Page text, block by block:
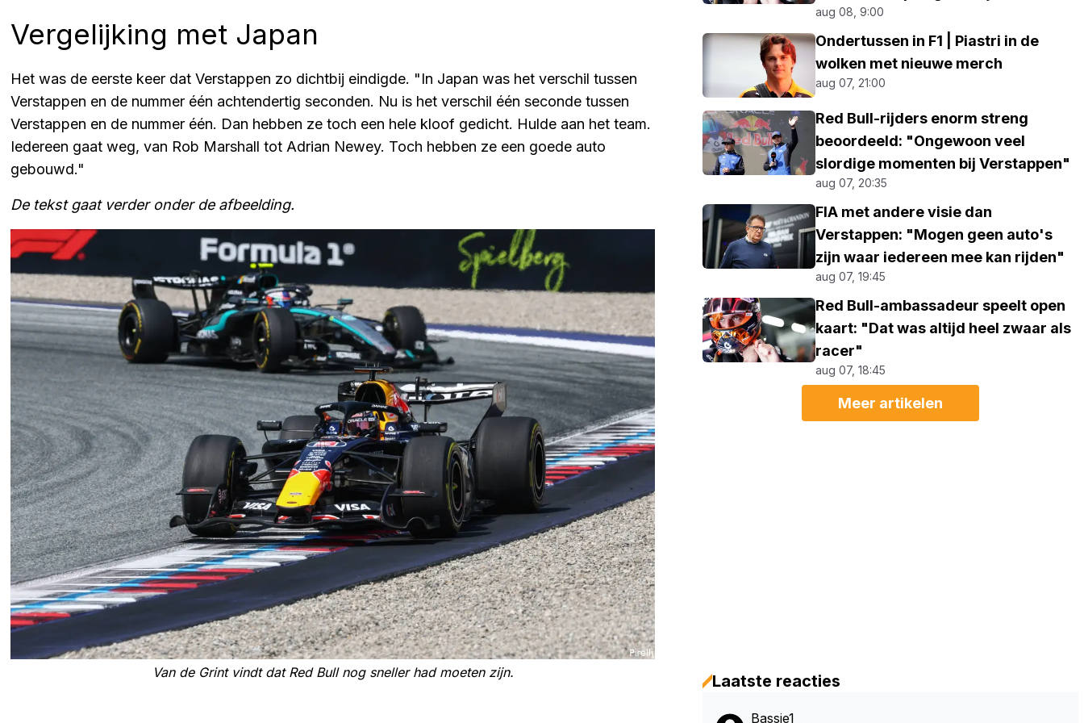
Vergelijking met Japan
Het was de eerste keer dat Verstappen zo dichtbij eindigde. "In Japan was het verschil tussen
Verstappen en de nummer één achtendertig seconden. Nu is het verschil één seconde tussen
Verstappen en de nummer één. Dan hebben ze toch een hele kloof gedicht. Hulde aan het team.
Iedereen gaat weg, van Rob Marshall tot Adrian Newey. Toch hebben ze een goede auto
gebouwd."
De tekst gaat verder onder de afbeelding.
Van de Grint vindt dat Red Bull nog sneller had moeten zijn.
aug 08, 9:00
Ondertussen in F1 | Piastri in de
wolken met nieuwe merch
aug 07, 21:00
Red Bull-rijders enorm streng
beoordeeld: "Ongewoon veel
slordige momenten bij Verstappen"
aug 07, 20:35
FIA met andere visie dan
Verstappen: "Mogen geen auto's
zijn waar iedereen mee kan rijden"
aug 07, 19:45
Red Bull-ambassadeur speelt open
kaart: "Dat was altijd heel zwaar als
racer"
aug 07, 18:45
Meer artikelen
Laatste reacties
Bassie1